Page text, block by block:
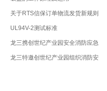
关于RTS信保订单物流发货新规则
UL94V-2测试标准
龙三携创世纪产业园安全消防应急
龙三特邀创世纪产业园组织消防安